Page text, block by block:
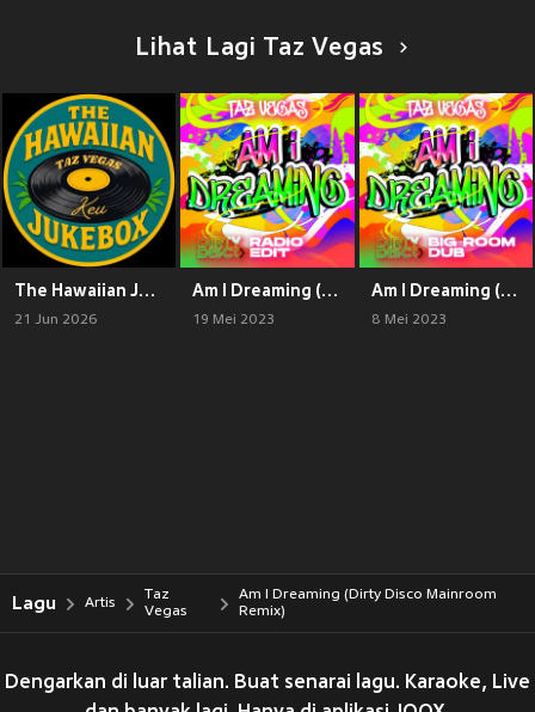
Lihat Lagi Taz Vegas
The Hawaiian Jukebox Keu
21 Jun 2026
Am I Dreaming (Dirty Disco Radio Edit)
19 Mei 2023
Am I Dreaming (Dirty Disco Big Room Dub)
8 Mei 2023
Lagu Artis
Taz
Vegas
Am I Dreaming (Dirty Disco Mainroom
Remix)
Dengarkan di luar talian. Buat senarai lagu. Karaoke, Live